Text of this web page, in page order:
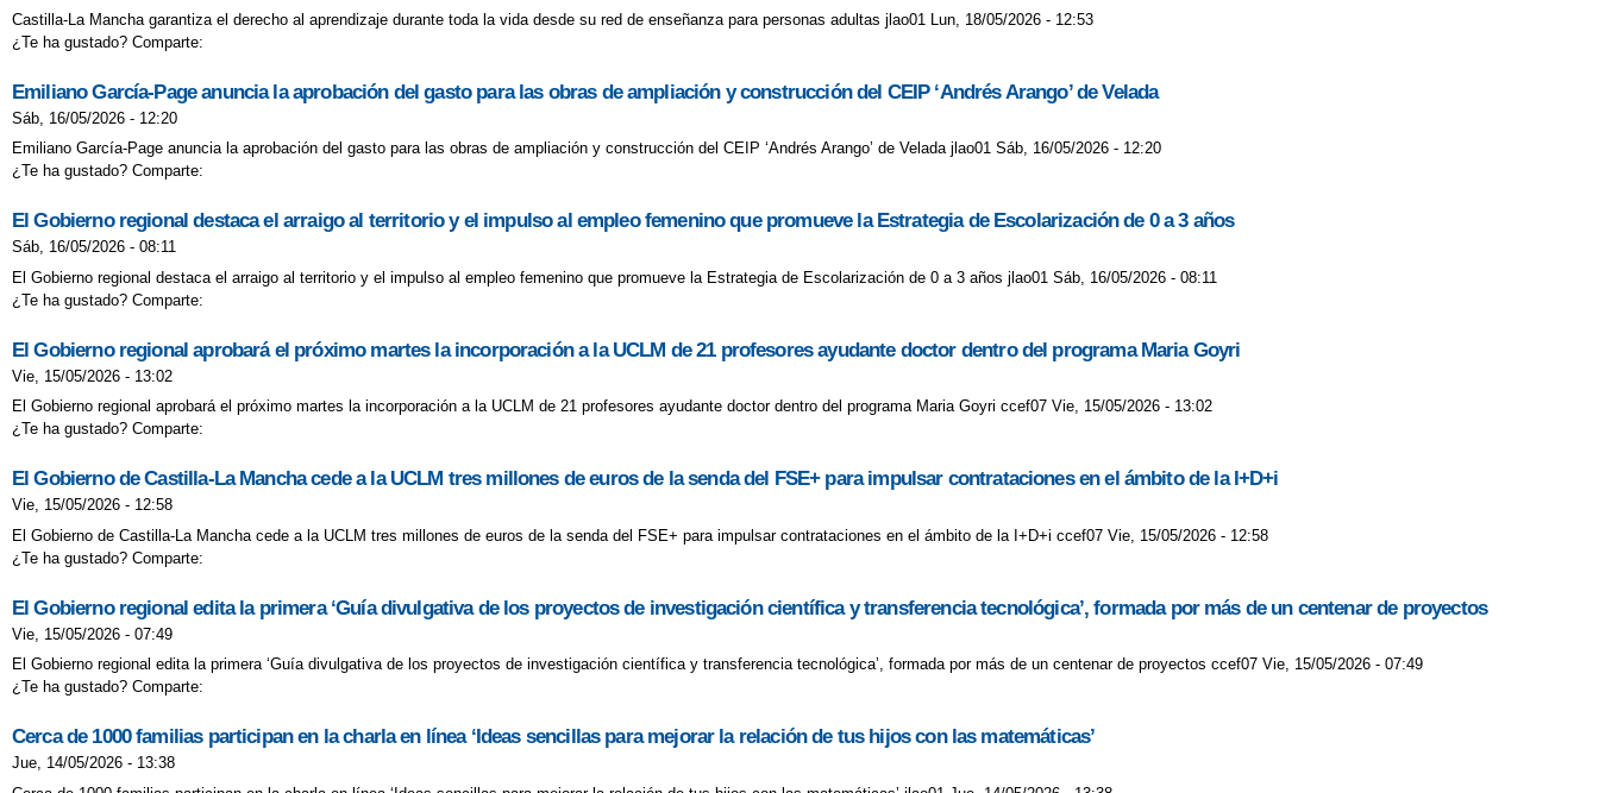
Castilla-La Mancha garantiza el derecho al aprendizaje durante toda la vida desde su red de enseñanza para personas adultas jlao01 Lun, 18/05/2026 - 12:53
¿Te ha gustado? Comparte:
Emiliano García-Page anuncia la aprobación del gasto para las obras de ampliación y construcción del CEIP ‘Andrés Arango’ de Velada
Sáb, 16/05/2026 - 12:20
Emiliano García-Page anuncia la aprobación del gasto para las obras de ampliación y construcción del CEIP ‘Andrés Arango’ de Velada jlao01 Sáb, 16/05/2026 - 12:20
¿Te ha gustado? Comparte:
El Gobierno regional destaca el arraigo al territorio y el impulso al empleo femenino que promueve la Estrategia de Escolarización de 0 a 3 años
Sáb, 16/05/2026 - 08:11
El Gobierno regional destaca el arraigo al territorio y el impulso al empleo femenino que promueve la Estrategia de Escolarización de 0 a 3 años jlao01 Sáb, 16/05/2026 - 08:11
¿Te ha gustado? Comparte:
El Gobierno regional aprobará el próximo martes la incorporación a la UCLM de 21 profesores ayudante doctor dentro del programa Maria Goyri
Vie, 15/05/2026 - 13:02
El Gobierno regional aprobará el próximo martes la incorporación a la UCLM de 21 profesores ayudante doctor dentro del programa Maria Goyri ccef07 Vie, 15/05/2026 - 13:02
¿Te ha gustado? Comparte:
El Gobierno de Castilla-La Mancha cede a la UCLM tres millones de euros de la senda del FSE+ para impulsar contrataciones en el ámbito de la I+D+i
Vie, 15/05/2026 - 12:58
El Gobierno de Castilla-La Mancha cede a la UCLM tres millones de euros de la senda del FSE+ para impulsar contrataciones en el ámbito de la I+D+i ccef07 Vie, 15/05/2026 - 12:58
¿Te ha gustado? Comparte:
El Gobierno regional edita la primera ‘Guía divulgativa de los proyectos de investigación científica y transferencia tecnológica’, formada por más de un centenar de proyectos
Vie, 15/05/2026 - 07:49
El Gobierno regional edita la primera ‘Guía divulgativa de los proyectos de investigación científica y transferencia tecnológica’, formada por más de un centenar de proyectos ccef07 Vie, 15/05/2026 - 07:49
¿Te ha gustado? Comparte:
Cerca de 1000 familias participan en la charla en línea ‘Ideas sencillas para mejorar la relación de tus hijos con las matemáticas’
Jue, 14/05/2026 - 13:38